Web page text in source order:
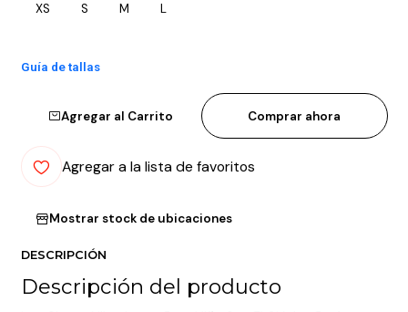
XS S M L
Guía de tallas
Agregar al Carrito Comprar ahora
Agregar a la lista de favoritos
Mostrar stock de ubicaciones
DESCRIPCIÓN
Descripción del producto